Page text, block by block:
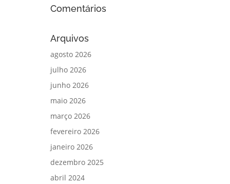
Comentários
Arquivos
agosto 2026
julho 2026
junho 2026
maio 2026
março 2026
fevereiro 2026
janeiro 2026
dezembro 2025
abril 2024